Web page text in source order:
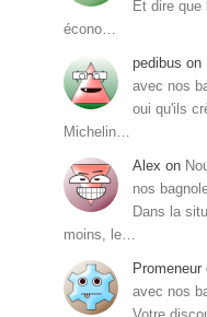
Et dire
écono…
pedibus on
avec nos
oui qu'ils
Michelin…
Alex on
nos
Dans la
moins, le…
Promeneur
avec nos